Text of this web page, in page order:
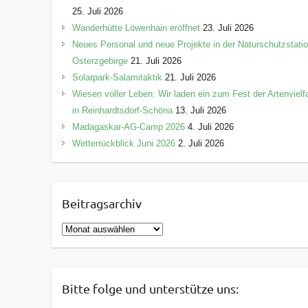
25. Juli 2026
Wanderhütte Löwenhain eröffnet 23. Juli 2026
Neues Personal und neue Projekte in der
Osterzgebirge 21. Juli 2026
Solarpark-Salamitaktik 21. Juli 2026
Wiesen voller Leben: Wir laden ein zum Fest der
in Reinhardtsdorf-Schöna 13. Juli 2026
Madagaskar-AG-Camp 2026 4. Juli 2026
Wetterrückblick Juni 2026 2. Juli 2026
Beitragsarchiv
B
e
rBitte folge und unterstütze uns: